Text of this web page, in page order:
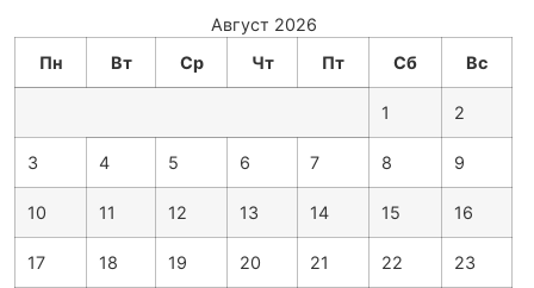
Август 2026
Пн
Вт Ср Чт Пт Сб Вс
1 2
3 4 5 6 7 8 9
10 11 12 13 14 15 16
17 18 19 20 21 22 23